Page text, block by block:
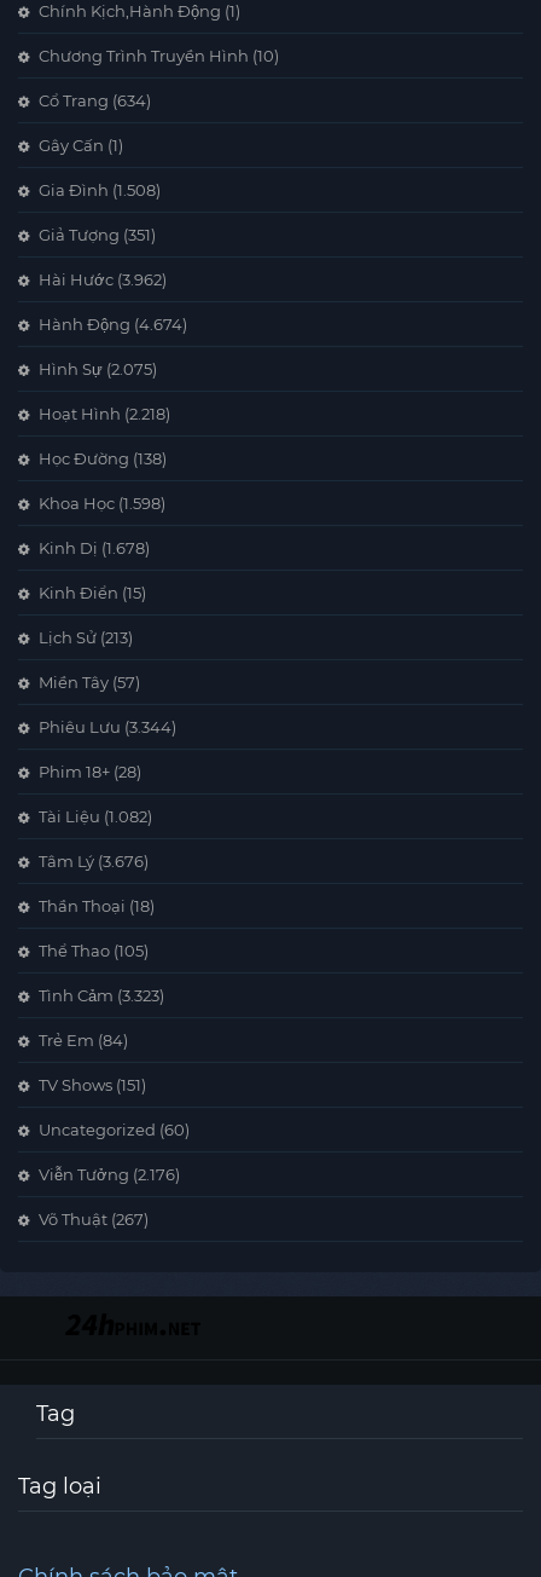
Chính Kịch,Hành Động (1)
Chương Trình Truyền Hình (10)
Cổ Trang (634)
Gây Cấn (1)
Gia Đình (1.508)
Giả Tượng (351)
Hài Hước (3.962)
Hành Động (4.674)
Hình Sự (2.075)
Hoạt Hình (2.218)
Học Đường (138)
Khoa Học (1.598)
Kinh Dị (1.678)
Kinh Điển (15)
Lịch Sử (213)
Miền Tây (57)
Phiêu Lưu (3.344)
Phim 18+ (28)
Tài Liệu (1.082)
Tâm Lý (3.676)
Thần Thoại (18)
Thể Thao (105)
Tình Cảm (3.323)
Trẻ Em (84)
TV Shows (151)
Uncategorized (60)
Viễn Tưởng (2.176)
Võ Thuật (267)
Tag
Tag loại